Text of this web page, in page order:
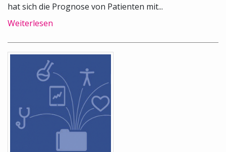
hat sich die Prognose von Patienten mit...
Weiterlesen